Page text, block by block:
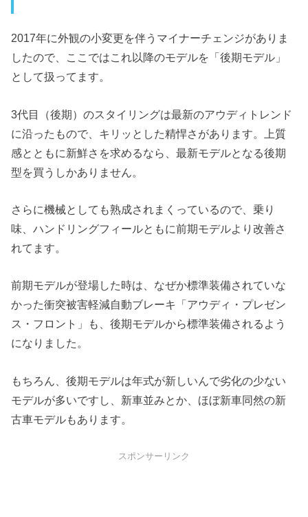
2017年に外観の小変更を伴うマイナーチェンジがありま
したので、ここではこれ以降のモデルを「後期モデル」
として扱ってます。
3代目（後期）のスタイリングは最新のアウディトレンド
に沿ったもので、キリッとした精悍さがあります。上質
感とともに新鮮さを求めるなら、最新モデルとなる後期
型を買うしかありません。
さらに機械としても熟成されまくっているので、乗り
味、ハンドリングフィールともに前期モデルより改善さ
れてます。
前期モデルが登場した時は、なぜか標準装備されていな
かった衝突被害軽減自動ブレーキ「アウディ・プレゼン
ス・フロント」も、後期モデルから標準装備されるよう
になりました。
もちろん、後期モデルは年式が新しいんで劣化の少ない
モデルが多いですし、新車並みとか、ほぼ新車同然の新
古車モデルもあります。
スポンサーリンク